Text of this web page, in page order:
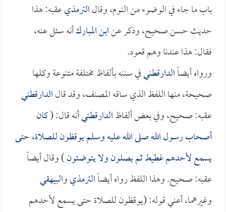
باب ما جاء في الوضوء من النوم، وقالالترمذيعقبه: هذا
حديث حسن صحيح، وذكر عنابن المباركأنه سئل عنه،
فقال: هذا عندنا وهم قعود.
ورواه أيضاًالدارقطنيفي سننه بألفاظ مختلفة متنوعة وكلها
صحيحة، منها اللفظ الذي ساقه المصنف، وقد قالالدارقطني
عقبه: صحيح، وفي بعض ألفاظالدارقطنيأنه قال: (كان
أصحاب رسول الله صلى الله عليه وسلم يوقظون للصلاة، حتى
يسمع لأحدهم غطيط ثم يصلون ولا يتوضئون) وقال أيضاً
عقبه: صحيح. وهذا اللفظ رواه أيضاًالترمذيوالبيهقي
وغيرهما، أعني قوله: (يوقظون للصلاة حتى يسمع لأحدهم